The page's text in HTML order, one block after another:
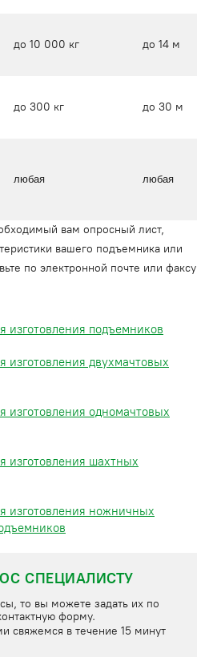
до 10 000 кг до 14 м
до 300 кг до 30 м
любая любая
вам опросный лист,
вашего подъемника или
по электронной почте или факсу
изготовления подъемников
изготовления двухмачтовых
изготовления одномачтовых
изготовления шахтных
изготовления ножничных
СПЕЦИАЛИСТУ
то вы можете задать их по
или через контактную форму.
свяжемся в течение 15 минут